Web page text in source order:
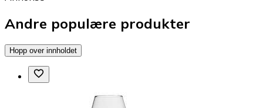
Andre populære produkter
Hopp over innholdet